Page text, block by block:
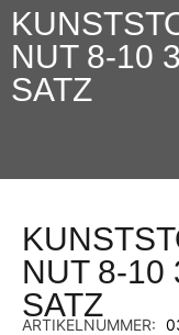
NUT 8-10
SATZ
NUT 8-10
SATZ
ARTIKELNUMMER: